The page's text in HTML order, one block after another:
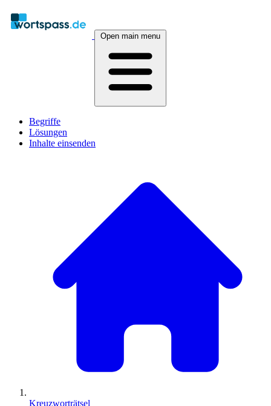
Open main menu
Begriffe
Lösungen
Inhalte einsenden
Kreuzworträtsel